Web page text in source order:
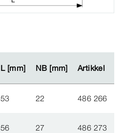
L [mm] NB [mm] Artikkel
L [mm] NB [mm] Artikkel
53 22 486 266
56 27 486 273